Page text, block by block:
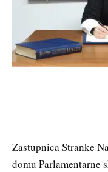
Zastupnica Stranke
domu Parlamentarne